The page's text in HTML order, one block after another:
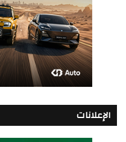
الإعلانات